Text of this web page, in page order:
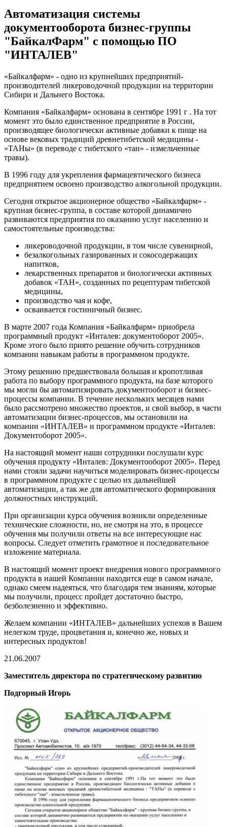
Автоматизация системы
документооборота бизнес-группы
"БайкалФарм" с помощью ПО
"ИНТАЛЕВ"
«Байкалфарм» - одно из крупнейших предприятий-
производителей ликероводочной продукции на территории
Сибири и Дальнего Востока.
Компания «Байкалфарм» основана в сентябре 1991 г . На тот
момент это было единственное предприятие в России,
производящее биологически активные добавки к пище на
основе вековых традиций древнетибетской медицины -
«ТАНы» (в переводе с тибетского «тан» - измельченные
травы).
В 1996 году для укрепления фармацевтического бизнеса
предприятием освоено производство алкогольной продукции.
Сегодня открытое акционерное общество «Байкалфарм» -
крупная бизнес-группа, в составе которой динамично
развиваются предприятия по оказанию услуг населению и
самостоятельные производства:
ликероводочной продукции, в том числе сувенирной,
безалкогольных газированных и сокосодержащих
напитков,
лекарственных препаратов и биологически активных
добавок «ТАН», созданных по рецептурам тибетской
медицины,
производство чая и кофе,
осваивается гостиничный бизнес.
В марте 2007 года Компания «Байкалфарм» приобрела
программный продукт «Инталев: документоборот 2005».
Кроме этого было приято решение обучить сотрудников
компании навыкам работы в программном продукте.
Этому решению предшествовала большая и кропотливая
работа по выбору программного продукта, на базе которого
мы могли бы автоматизировать документооборот и бизнес-
процессы компании. В течение нескольких месяцев нами
было рассмотрено множество проектов, и свой выбор, в части
автоматизации бизнес-процессов, мы остановили на
компании «ИНТАЛЕВ» и программном продукте «Инталев:
Документоборот 2005».
На настоящий момент наши сотрудники послушали курс
обучения продукту «Инталев: Документооборот 2005». Перед
нами стояли задачи научиться моделировать бизнес-процессы
в программном продукте с целью их дальнейшей
автоматизации, а так же для автоматического формирования
должностных инструкций.
При организации курса обучения возникли определенные
технические сложности, но, не смотря на это, в процессе
обучения мы получили ответы на все интересующие нас
вопросы. Следует отметить грамотное и последовательное
изложение материала.
В настоящий момент проект внедрения нового программного
продукта в нашей Компании находится еще в самом начале,
однако смеем надеяться, что благодаря тем знаниям, которые
мы получили, процесс пройдет достаточно быстро,
безболезненно и эффективно.
Желаем компании «ИНТАЛЕВ» дальнейших успехов в Вашем
нелегком труде, процветания и, конечно же, новых и
интересных продуктов!
21.06.2007
Заместитель директора по стратегическому развитию
Подгорный Игорь